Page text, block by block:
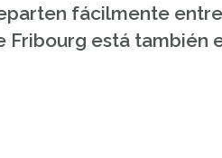
fácilmente
Fribourg está también